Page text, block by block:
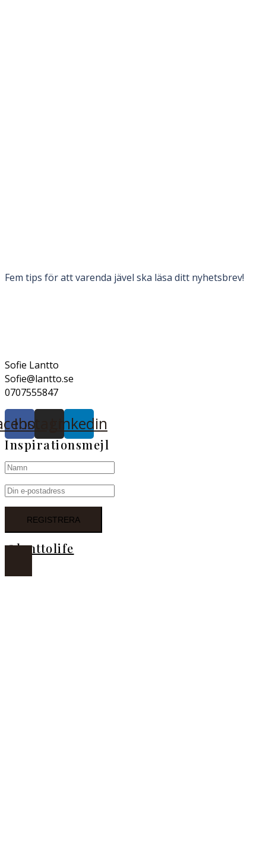
Fem tips för att varenda jävel ska läsa ditt nyhetsbrev!
Sofie Lantto
Sofie@lantto.se
0707555847
InstagramLinkedin
Inspirationsmejl
@lanttolife